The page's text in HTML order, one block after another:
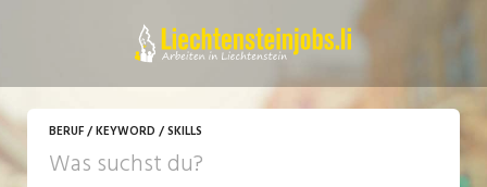
BERUF / KEYWORD / SKILLS
JETZT BEWERBEN